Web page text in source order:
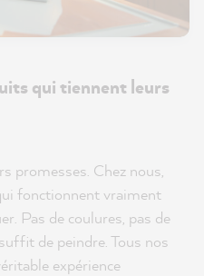
qui tiennent leurs
promesses. Chez nous,
fonctionnent vraiment
Pas de coulures, pas de
de peindre. Tous nos
expérience